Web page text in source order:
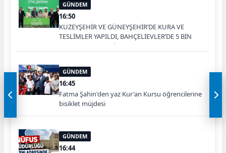
GÜNDEM
16:50
KUZEYŞEHİR VE GÜNEYŞEHİR’DE KURA VE
TESLİMLER YAPILDI, BAHÇELİEVLER’DE 5 BİN
KONUTUN TEMELİ ATILDI
GÜNDEM
16:45
Fatma Şahin'den yaz Kur'an Kursu öğrencilerine
bisiklet müjdesi
GÜNDEM
16:44